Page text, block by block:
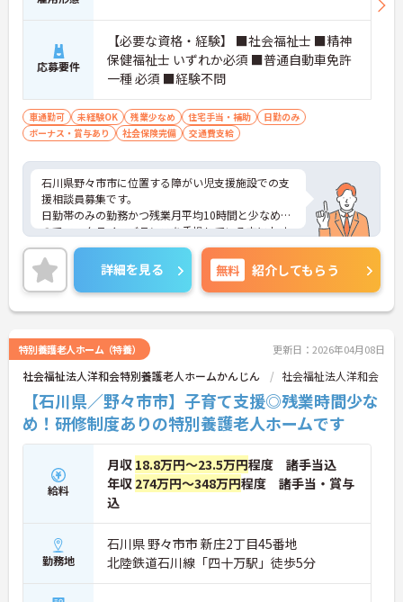
応募要件
【必要な資格・経験】 ■社会福祉士 ■精神
保健福祉士 いずれか必須 ■普通自動車免許
一種 必須 ■経験不問
車通勤可 未経験OK 残業少なめ 住宅手当・補助
日勤のみ
ボーナス・賞与あり
社会保険完備 交通費支給
石川県野々市市に位置する障がい児支援施設での支
援相談員募集です。
日勤帯のみの勤務かつ残業月平均10時間と少なめな
のでワークライフバランスを重視している方におす
すめの求人です♪
ご興味のある方はご面接のポイントお伝えしますの
でご気軽にお問合せください。
詳細を見る 無料 紹介してもらう
特別養護老人ホーム（特養） 更新日：2026年04月08日
社会福祉法人洋和会特別養護老人ホームかんじん 社会福祉法人洋和会
【石川県／野々市市】子育て支援◎残業時間少な
め！研修制度ありの特別養護老人ホームです
給料
月収 18.8万円～23.5万円程度 諸手当込
年収 274万円～348万円程度 諸手当・賞与
込
勤務地
石川県 野々市市 新庄2丁目45番地
北陸鉄道石川線「四十万駅」徒歩5分